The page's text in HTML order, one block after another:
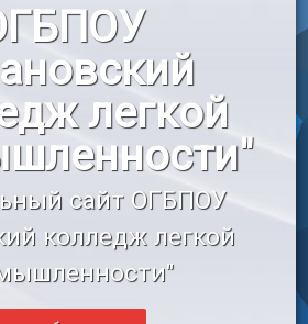
кредит
легкой
сайт ОГБПОУ
колледж легкой